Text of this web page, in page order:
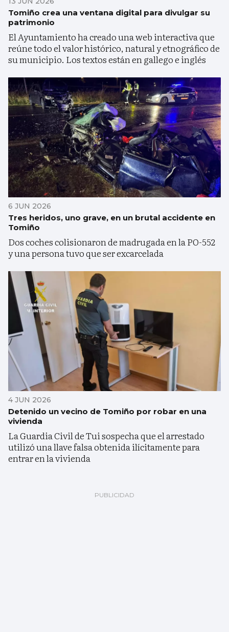
Tomiño crea una ventana digital para divulgar su
patrimonio
El Ayuntamiento ha creado una web interactiva que
reúne todo el valor histórico, natural y etnográfico de
su municipio. Los textos están en gallego e inglés
6 JUN 2026
Tres heridos, uno grave, en un brutal accidente en
Tomiño
Dos coches colisionaron de madrugada en la PO-552
y una persona tuvo que ser excarcelada
4 JUN 2026
Detenido un vecino de Tomiño por robar en una
vivienda
La Guardia Civil de Tui sospecha que el arrestado
utilizó una llave falsa obtenida ilícitamente para
entrar en la vivienda